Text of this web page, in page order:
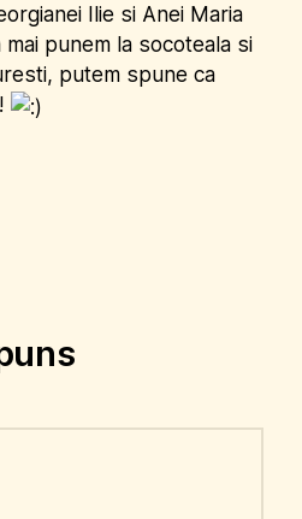
Ilie si Anei Maria
mai punem la socoteala si
putem spune ca